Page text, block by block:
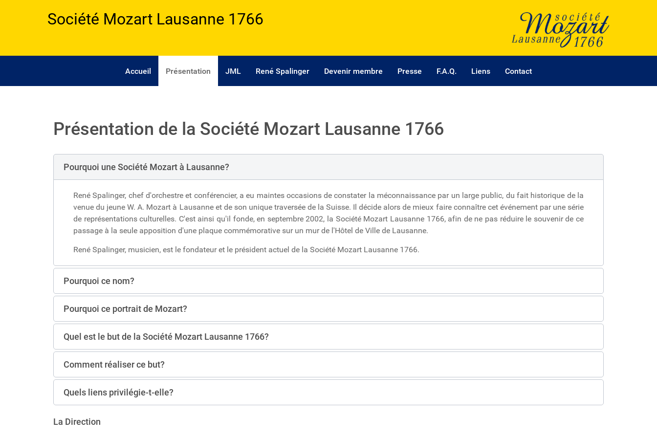
Société Mozart Lausanne 1766
Accueil Présentation JML René Spalinger Devenir membre Presse F.A.Q. Liens Contact
Présentation de la Société Mozart Lausanne 1766
Pourquoi une Société Mozart à Lausanne?
René Spalinger, chef d'orchestre et conférencier, a eu maintes occasions de constater la méconnaissance par un large public, du fait historique de la
venue du jeune W. A. Mozart à Lausanne et de son unique traversée de la Suisse. Il décide alors de mieux faire connaître cet événement par une série
de représentations culturelles. C'est ainsi qu'il fonde, en septembre 2002, la Société Mozart Lausanne 1766, afin de ne pas réduire le souvenir de ce
passage à la seule apposition d'une plaque commémorative sur un mur de l'Hôtel de Ville de Lausanne.
René Spalinger, musicien, est le fondateur et le président actuel de la Société Mozart Lausanne 1766.
Pourquoi ce nom?
Pourquoi ce portrait de Mozart?
Quel est le but de la Société Mozart Lausanne 1766?
Comment réaliser ce but?
Quels liens privilégie-t-elle?
La Direction